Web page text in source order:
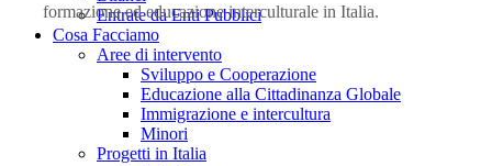
Entrate da Enti Pubblici
Cosa Facciamo
Aree di intervento
Sviluppo e Cooperazione
Educazione alla Cittadinanza Globale
Immigrazione e intercultura
Minori
Progetti in Italia
formazione ed educazione interculturale in Italia.